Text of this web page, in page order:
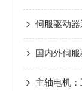
伺服驱动
国内外伺
主轴电机